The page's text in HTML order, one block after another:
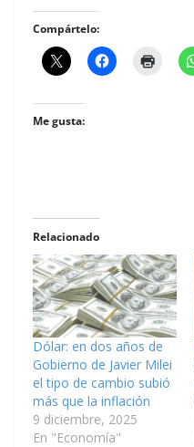
Compártelo:
Me gusta:
Relacionado
Dólar: en dos años de
Gobierno de Javier Milei
el tipo de cambio subió
más que la inflación
9 diciembre, 2025
En "Economía"